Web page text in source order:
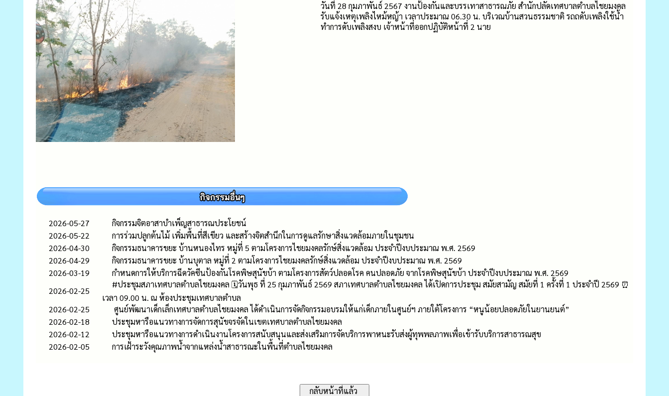
วันที่ 28 กุมภาพันธ์ 2567 งานป้องกันและบรรเทาสาธารณภัย สำนักปลัดเทศบาลตำบลไชยมงคล
รับแจ้งเหตุเพลิงไหม้หญ้า เวลาประมาณ 06.30 น. บริเวณบ้านสวนธรรมชาติ รถถดับเพลิงใช้น้ำ
ทำการดับเพลิงสงบ เจ้าหน้าที่ออกปฏิบัติหน้าที่ 2 นาย
2026-05-27
กิจกรรมจิตอาสาบำเพ็ญสาธารณประโยชน์
2026-05-22
การร่วมปลูกต้นไม้ เพิ่มพื้นที่สีเขียว และสร้างจิตสำนึกในการดูแลรักษาสิ่งแวดล้อมภายในชุมชน
2026-04-30
กิจกรรมธนาคารขยะ บ้านหนองไทร หมู่ที่ 5 ตามโครงการไชยมงคลรักษ์สิ่งแวดล้อม ประจำปีงบประมาณ พ.ศ. 2569
2026-04-29
กิจกรรมธนาคารขยะ บ้านบุตาล หมู่ที่ 2 ตามโครงการไชยมงคลรักษ์สิ่งแวดล้อม ประจำปีงบประมาณ พ.ศ. 2569
2026-03-19
กำหนดการให้บริการฉีดวัคซีนป้องกันโรคพิษสุนัขบ้า ตามโครงการสัตว์ปลอดโรค คนปลอดภัย จากโรคพิษสุนัขบ้า ประจำปีงบประมาณ พ.ศ. 2569
2026-02-25
#ประชุมสภาเทศบาลตำบลไชยมงคล 🗓️วันพุธ ที่ 25 กุมภาพันธ์ 2569 สภาเทศบาลตำบลไชยมงคล ได้เปิดการประชุม สมัยสามัญ สมัยที่ 1 ครั้งที่ 1 ประจำปี 2569 ⏰
เวลา 09.00 น. ณ ห้องประชุมเทศบาลตำบล
2026-02-25
ศูนย์พัฒนาเด็กเล็กเทศบาลตำบลไชยมงคล ได้ดำเนินการจัดกิจกรรมอบรมให้แก่เด็กภายในศูนย์ฯ ภายใต้โครงการ “หนูน้อยปลอดภัยในยานยนต์”
2026-02-18
ประชุมหารือแนวทางการจัดการสุนัขจรจัดในเขตเทศบาลตำบลไชยมงคล
2026-02-12
ประชุมหารือแนวทางการดำเนินงานโครงการสนับสนุนและส่งเสริมการจัดบริการพาหนะรับส่งผู้ทุพพลภาพเพื่อเข้ารับบริการสาธารณสุข
2026-02-05
การเฝ้าระวังคุณภาพน้ำจากแหล่งน้ำสาธารณะในพื้นที่ตำบลไชยมงคล